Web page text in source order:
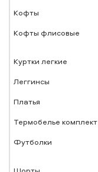
Кофты
Кофты флисовые
Куртки легкие
Леггинсы
Платья
Термобелье комплект
Футболки